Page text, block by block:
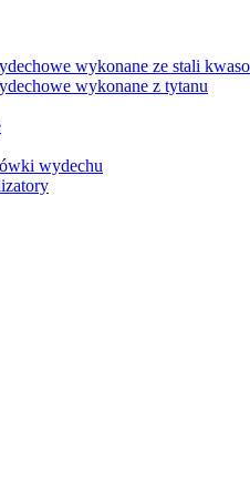
wykonane ze stali
wykonane z tytanu
wydechu